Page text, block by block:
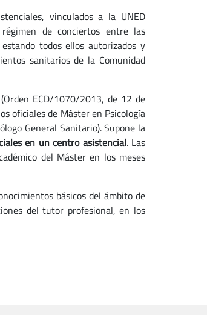
vinculados a la UNED
de conciertos entre las
todos ellos autorizados y
sanitarios de la Comunidad
ECD/1070/2013, de 12 de
oficiales de Máster en Psicología
General Sanitario). Supone la
en un centro asistencial. Las
del Máster en los meses
básicos del ámbito de
del tutor profesional, en los